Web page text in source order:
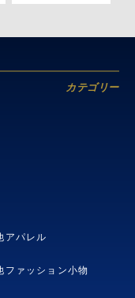
カテゴリー
アパレル
ファッション小物